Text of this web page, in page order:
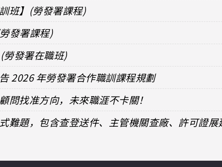
班】(勞發署課程)
發署課程)
勞發署在職班)
2026 年勞發署合作職訓課程規劃
問找准方向，未來職涯不卡關！
難題，包含查登送件、主管機關查廠、許可證展